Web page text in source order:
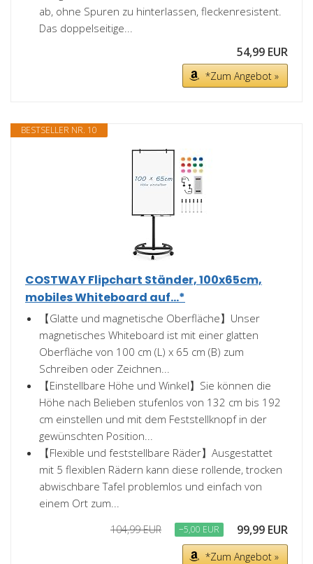
ab, ohne Spuren zu hinterlassen, fleckenresistent.
Das doppelseitige...
54,99 EUR
*Zum Angebot »
BESTSELLER NR. 10
COSTWAY Flipchart Ständer, 100x65cm,
mobiles Whiteboard auf...*
【Glatte und magnetische Oberfläche】Unser
magnetisches Whiteboard ist mit einer glatten
Oberfläche von 100 cm (L) x 65 cm (B) zum
Schreiben oder Zeichnen...
【Einstellbare Höhe und Winkel】Sie können die
Höhe nach Belieben stufenlos von 132 cm bis 192
cm einstellen und mit dem Feststellknopf in der
gewünschten Position...
【Flexible und feststellbare Räder】Ausgestattet
mit 5 flexiblen Rädern kann diese rollende, trocken
abwischbare Tafel problemlos und einfach von
einem Ort zum...
104,99 EUR −5,00 EUR 99,99 EUR
*Zum Angebot »